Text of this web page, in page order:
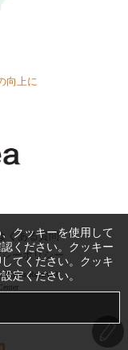
向上に
くある質問
ーポリシー
Reserved.
クッキーを使用して
ください。クッキー
てください。クッキ
定ください。